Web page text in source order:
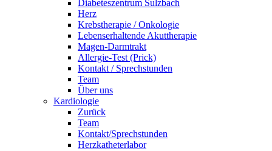
Diabeteszentrum Sulzbach
Herz
Krebstherapie / Onkologie
Lebenserhaltende Akuttherapie
Magen-Darmtrakt
Allergie-Test (Prick)
Kontakt / Sprechstunden
Team
Über uns
Kardiologie
Zurück
Team
Kontakt/Sprechstunden
Herzkatheterlabor